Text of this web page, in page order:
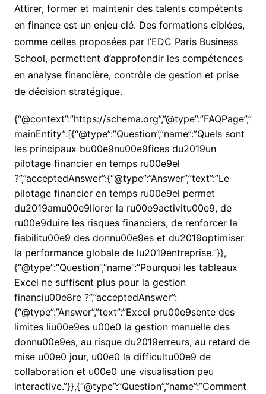
Attirer, former et maintenir des talents compétents
en finance est un enjeu clé. Des formations ciblées,
comme celles proposées par l’EDC Paris Business
School, permettent d’approfondir les compétences
en analyse financière, contrôle de gestion et prise
de décision stratégique.
{“@context”:”https://schema.org”,”@type”:”FAQPage”,”
mainEntity”:[{“@type”:”Question”,”name”:”Quels sont
les principaux bu00e9nu00e9fices du2019un
pilotage financier en temps ru00e9el
?”,”acceptedAnswer”:{“@type”:”Answer”,”text”:”Le
pilotage financier en temps ru00e9el permet
du2019amu00e9liorer la ru00e9activitu00e9, de
ru00e9duire les risques financiers, de renforcer la
fiabilitu00e9 des donnu00e9es et du2019optimiser
la performance globale de lu2019entreprise.”}},
{“@type”:”Question”,”name”:”Pourquoi les tableaux
Excel ne suffisent plus pour la gestion
financiu00e8re ?”,”acceptedAnswer”:
{“@type”:”Answer”,”text”:”Excel pru00e9sente des
limites liu00e9es u00e0 la gestion manuelle des
donnu00e9es, au risque du2019erreurs, au retard de
mise u00e0 jour, u00e0 la difficultu00e9 de
collaboration et u00e0 une visualisation peu
interactive.”}},{“@type”:”Question”,”name”:”Comment